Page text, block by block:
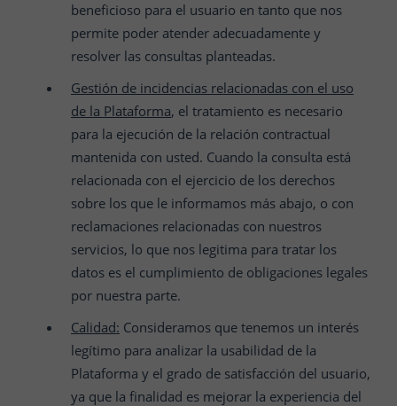
beneficioso para el usuario en tanto que nos
permite poder atender adecuadamente y
resolver las consultas planteadas.
Gestión de incidencias relacionadas con el uso
de la Plataforma, el tratamiento es necesario
para la ejecución de la relación contractual
mantenida con usted. Cuando la consulta está
relacionada con el ejercicio de los derechos
sobre los que le informamos más abajo, o con
reclamaciones relacionadas con nuestros
servicios, lo que nos legitima para tratar los
datos es el cumplimiento de obligaciones legales
por nuestra parte.
Calidad: Consideramos que tenemos un interés
legítimo para analizar la usabilidad de la
Plataforma y el grado de satisfacción del usuario,
ya que la finalidad es mejorar la experiencia del